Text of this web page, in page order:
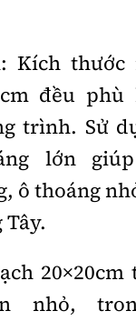
Kích thước
đều
trình. Sử
lớn
ô thoáng
nhỏ,